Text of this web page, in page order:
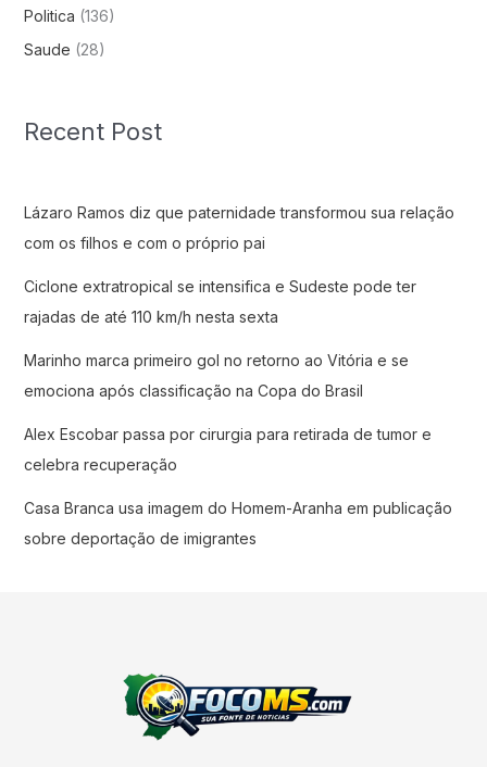
Politica (136)
Saude (28)
Recent Post
Lázaro Ramos diz que paternidade transformou sua relação
com os filhos e com o próprio pai
Ciclone extratropical se intensifica e Sudeste pode ter
rajadas de até 110 km/h nesta sexta
Marinho marca primeiro gol no retorno ao Vitória e se
emociona após classificação na Copa do Brasil
Alex Escobar passa por cirurgia para retirada de tumor e
celebra recuperação
Casa Branca usa imagem do Homem-Aranha em publicação
sobre deportação de imigrantes